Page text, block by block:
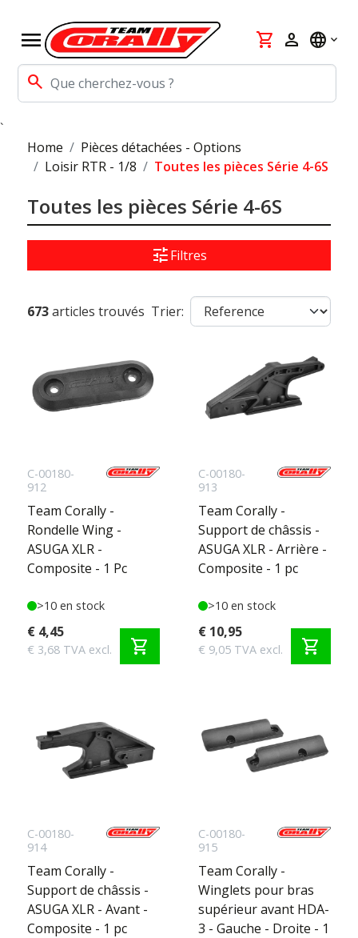
menu
search
shopping_cart person language
`
Home
Pièces détachées - Options
Loisir RTR - 1/8
Toutes les pièces Série 4-6S
Toutes les pièces Série 4-6S
tuneFiltres
673articles trouvés Trier:
C-00180-
912
Team Corally -
Rondelle Wing -
ASUGA XLR -
Composite - 1 Pc
>10 en stock
€ 4,45
€ 3,68 TVA excl. shopping_cart
C-00180-
913
Team Corally -
Support de châssis -
ASUGA XLR - Arrière -
Composite - 1 pc
>10 en stock
€ 10,95
€ 9,05 TVA excl. shopping_cart
C-00180-
914
Team Corally -
Support de châssis -
ASUGA XLR - Avant -
Composite - 1 pc
C-00180-
915
Team Corally -
Winglets pour bras
supérieur avant HDA-
3 - Gauche - Droite - 1